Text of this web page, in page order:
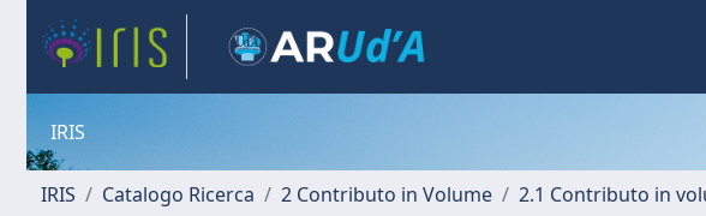
IRIS
IRIS Catalogo Ricerca 2 Contributo in Volume 2.1 Contributo in